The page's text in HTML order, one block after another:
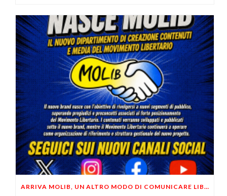
ARRIVA MOLIB, UN ALTRO MODO DI COMUNICARE LIBERTARIO